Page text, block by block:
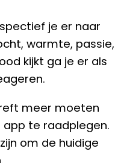
je er naar
warmte, passie,
kijkt ga je er als
meer moeten
te raadplegen.
om de huidige